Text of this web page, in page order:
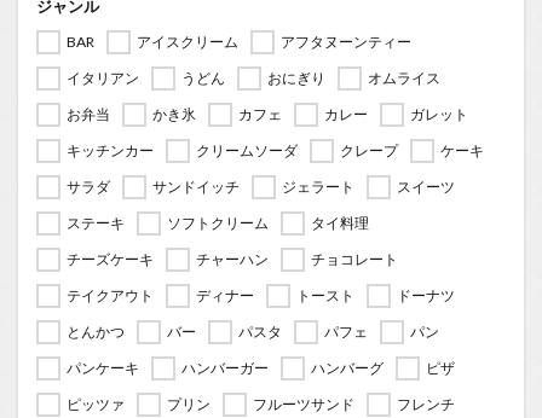
ジャンル
BAR アイスクリーム
アフタヌーンティー
イタリアン
うどん おにぎり
オムライス
お弁当
かき氷 カフェ カレー
ガレット
キッチンカー
クリームソーダ クレープ
ケーキ
サラダ
サンドイッチ ジェラート
スイーツ
ステーキ
ソフトクリーム
タイ料理
チーズケーキ
チャーハン
チョコレート
テイクアウト
ディナー トースト
ドーナツ
とんかつ
バー パスタ パフェ
パン
パンケーキ
ハンバーガー ハンバーグ
ピザ
ピッツァ
プリン フルーツサンド
フレンチ